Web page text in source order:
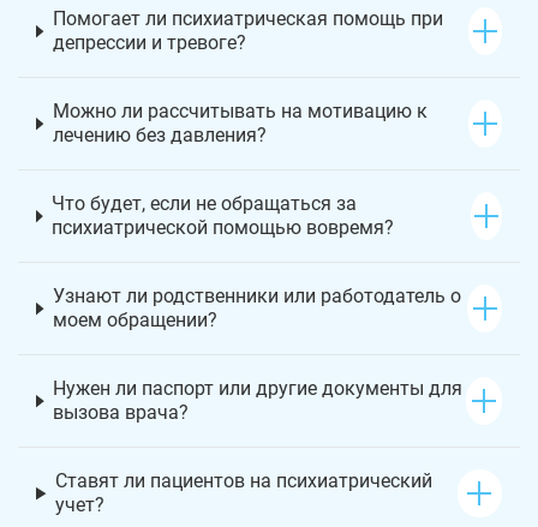
Помогает ли психиатрическая помощь при
депрессии и тревоге?
Можно ли рассчитывать на мотивацию к
лечению без давления?
Что будет, если не обращаться за
психиатрической помощью вовремя?
Узнают ли родственники или работодатель о
моем обращении?
Нужен ли паспорт или другие документы для
вызова врача?
Ставят ли пациентов на психиатрический
учет?